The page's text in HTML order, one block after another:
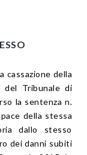
cassazione della
del Tribunale di
la sentenza n.
della stessa
dallo stesso
dei danni subiti